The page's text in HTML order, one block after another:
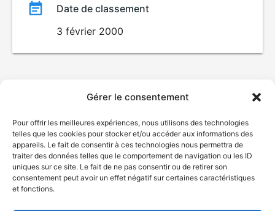
Gérer le consentement
Pour offrir les meilleures expériences, nous utilisons des technologies
telles que les cookies pour stocker et/ou accéder aux informations des
appareils. Le fait de consentir à ces technologies nous permettra de
traiter des données telles que le comportement de navigation ou les ID
uniques sur ce site. Le fait de ne pas consentir ou de retirer son
consentement peut avoir un effet négatif sur certaines caractéristiques
et fonctions.
Date de classement
3 février 2000